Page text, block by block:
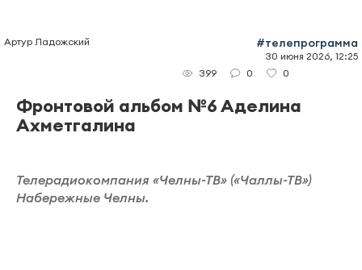
Артур Ладожский #телепрограмма
30 июня 2026, 12:25
399
0 0
Фронтовой альбом №6 Аделина
Ахметгалина
Телерадиокомпания «Челны-ТВ» («Чаллы-ТВ»)
Набережные Челны.